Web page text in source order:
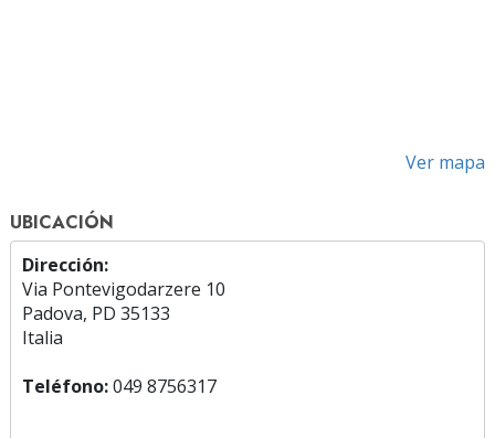
Ver mapa
UBICACIÓN
Dirección:
Via Pontevigodarzere 10
Padova, PD 35133
Italia
Teléfono:049 8756317